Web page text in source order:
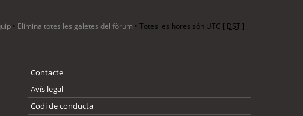
• Elimina totes les galetes del fòrum • Totes les hores són UTC [ DST]
Contacte
Avís legal
Codi de conducta